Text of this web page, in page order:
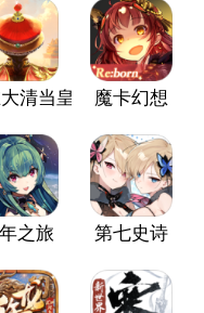
清当皇帝 魔卡幻想
之旅 第七史诗